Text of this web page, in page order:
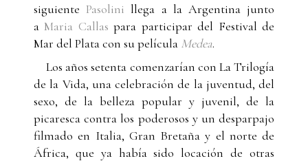
siguientePasolinillega a la Argentina junto
a Maria Callas para participar del Festival de
Mar del Plata con su película Medea.
Los años setenta comenzarían con La Trilogía
de la Vida, una celebración de la juventud, del
sexo, de la belleza popular y juvenil, de la
picaresca contra los poderosos y un desparpajo
filmado en Italia, Gran Bretaña y el norte de
África, que ya había sido locación de otras